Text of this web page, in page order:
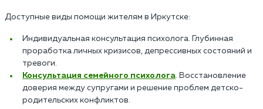
Доступные виды помощи жителям в Иркутске:
Индивидуальная консультация психолога. Глубинная
проработка личных кризисов, депрессивных состояний и
тревоги.
Консультация семейного психолога. Восстановление
доверия между супругами и решение проблем детско-
родительских конфликтов.